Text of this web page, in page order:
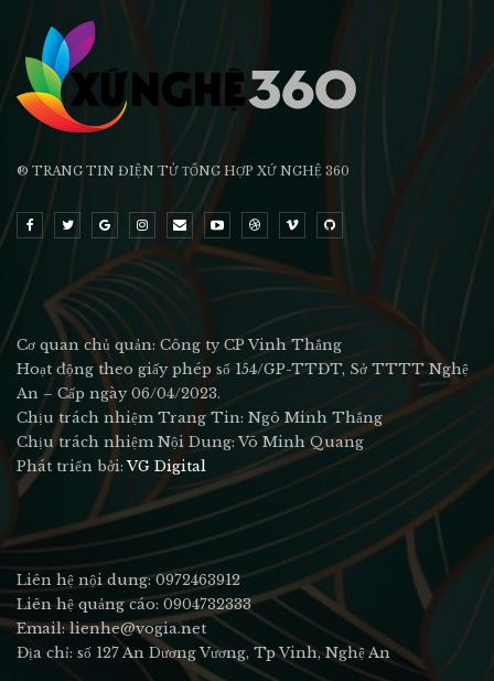
® TRANG TIN ĐIỆN TỬ ТỔNG HỢP XỨ NGHỆ 360
Cơ quan chủ quản: Công ty CP Vinh Thắng
Hoạt động theo giấy phép số 154/GP-TTĐT, Sở TTTT Nghệ
An – Cấp ngày 06/04/2023.
Chịu trách nhiệm Trang Tin: Ngô Minh Thắng
Chịu trách nhiệm Nội Dung: Võ Minh Quang
Phát triển bởi:VG Digital
Liên hệ nội dung: 0972463912
Liên hệ quảng cáo: 0904732333
Email: lienhe@vogia.net
Địa chỉ: số 127 An Dương Vương, Tp Vinh, Nghệ An